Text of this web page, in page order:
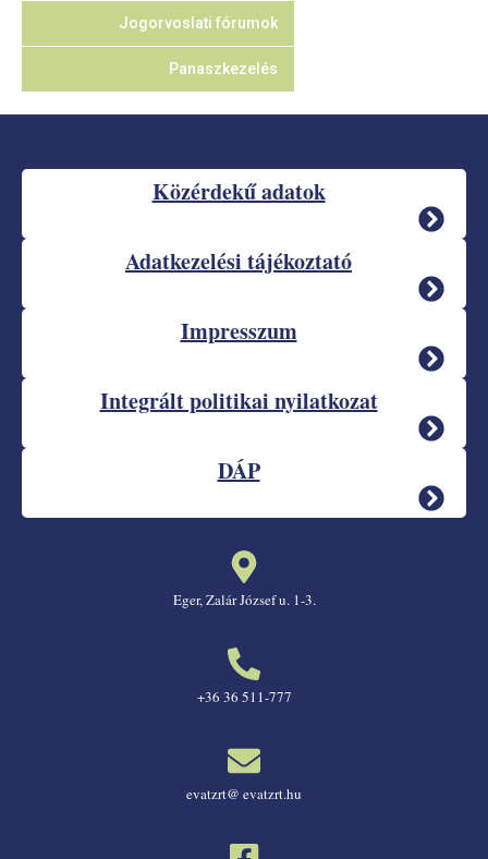
Jogorvoslati fórumok
Panaszkezelés
Közérdekű adatok
Adatkezelési tájékoztató
Impresszum
Integrált politikai nyilatkozat
DÁP
Eger, Zalár József u. 1-3.
+36 36 511-777
evatzrt@ evatzrt.hu